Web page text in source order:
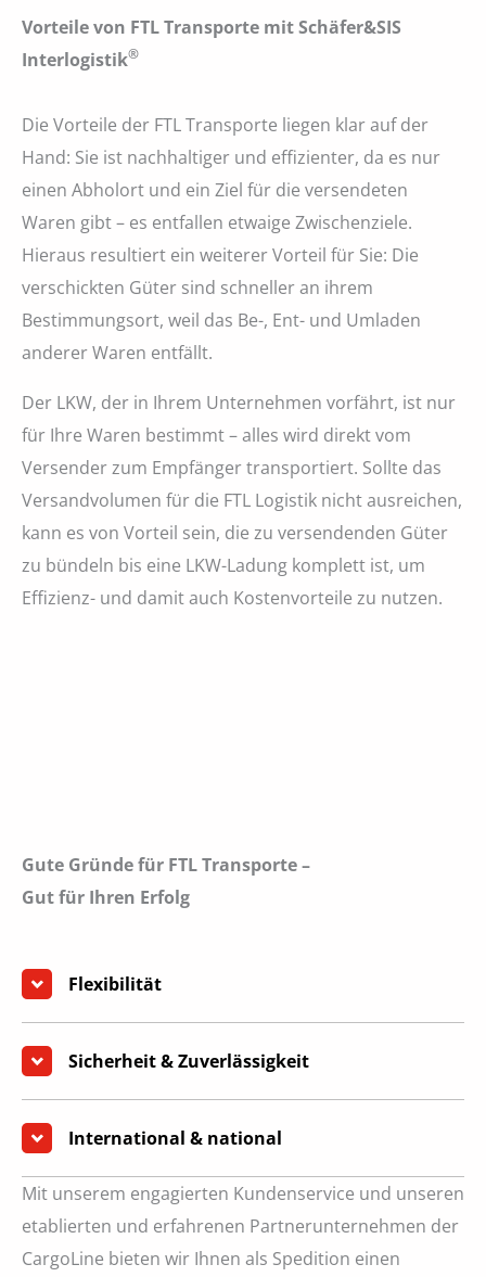
Vorteile von FTL Transporte mit Schäfer&SIS
Interlogistik®
Die Vorteile der FTL Transporte liegen klar auf der
Hand: Sie ist nachhaltiger und effizienter, da es nur
einen Abholort und ein Ziel für die versendeten
Waren gibt – es entfallen etwaige Zwischenziele.
Hieraus resultiert ein weiterer Vorteil für Sie: Die
verschickten Güter sind schneller an ihrem
Bestimmungsort, weil das Be-, Ent- und Umladen
anderer Waren entfällt.
Der LKW, der in Ihrem Unternehmen vorfährt, ist nur
für Ihre Waren bestimmt – alles wird direkt vom
Versender zum Empfänger transportiert. Sollte das
Versandvolumen für die FTL Logistik nicht ausreichen,
kann es von Vorteil sein, die zu versendenden Güter
zu bündeln bis eine LKW-Ladung komplett ist, um
Effizienz- und damit auch Kostenvorteile zu nutzen.
Gute Gründe für FTL Transporte –
Gut für Ihren Erfolg
Flexibilität
Sicherheit & Zuverlässigkeit
International & national
Mit unserem engagierten Kundenservice und unseren
etablierten und erfahrenen Partnerunternehmen der
CargoLine bieten wir Ihnen als Spedition einen